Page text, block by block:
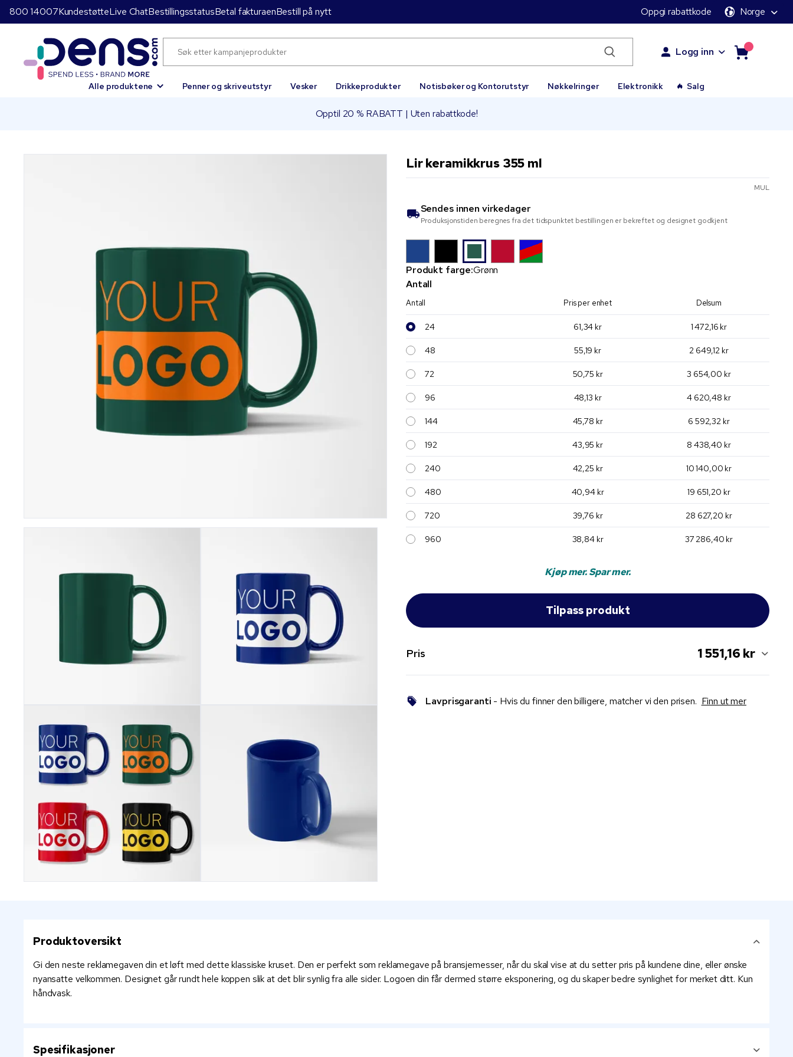
800 14007KundestøtteLive ChatBestillingsstatusBetal fakturaenBestill på nytt Oppgi rabattkode Norge
Logg inn
Alle produktene Penner og skriveutstyr Vesker Drikkeprodukter Notisbøker og Kontorutstyr Nøkkelringer Elektronikk Salg
Opptil 20 % RABATT | Uten rabattkode!
Lir keramikkrus 355 ml
MUL
Sendes innen virkedager
Produksjonstiden beregnes fra det tidspunktet bestillingen er bekreftet og designet godkjent
Produkt farge:Grønn
Antall
Antall Pris per enhet Delsum
24 61,34 kr 1 472,16 kr
48 55,19 kr 2 649,12 kr
72 50,75 kr 3 654,00 kr
96 48,13 kr 4 620,48 kr
144 45,78 kr 6 592,32 kr
192 43,95 kr 8 438,40 kr
240 42,25 kr 10 140,00 kr
480 40,94 kr 19 651,20 kr
720 39,76 kr 28 627,20 kr
960 38,84 kr 37 286,40 kr
Kjøp mer. Spar mer.
Pris 1 551,16 kr
Lavprisgaranti - Hvis du finner den billigere, matcher vi den prisen. Finn ut mer
Produktoversikt
Gi den neste reklamegaven din et løft med dette klassiske kruset. Den er perfekt som reklamegave på bransjemesser, når du skal vise at du setter pris på kundene dine, eller ønske
nyansatte velkommen. Designet går rundt hele koppen slik at det blir synlig fra alle sider. Logoen din får dermed større eksponering, og du skaper bedre synlighet for merket ditt. Kun
håndvask.
Spesifikasjoner